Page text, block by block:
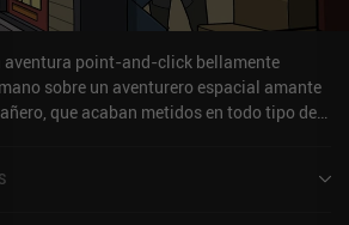
aventura point-and-click bellamente
sobre un aventurero espacial amante
que acaban metidos en todo tipo de
solar. Pero también hicieron un